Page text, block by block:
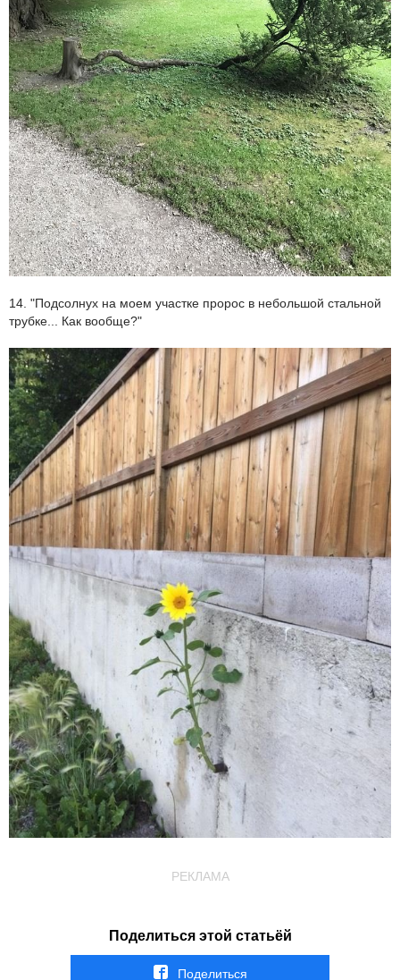
14. "Подсолнух на моем участке пророс в небольшой стальной
трубке... Как вообще?"
РЕКЛАМА
Поделиться этой статьёй
Поделиться